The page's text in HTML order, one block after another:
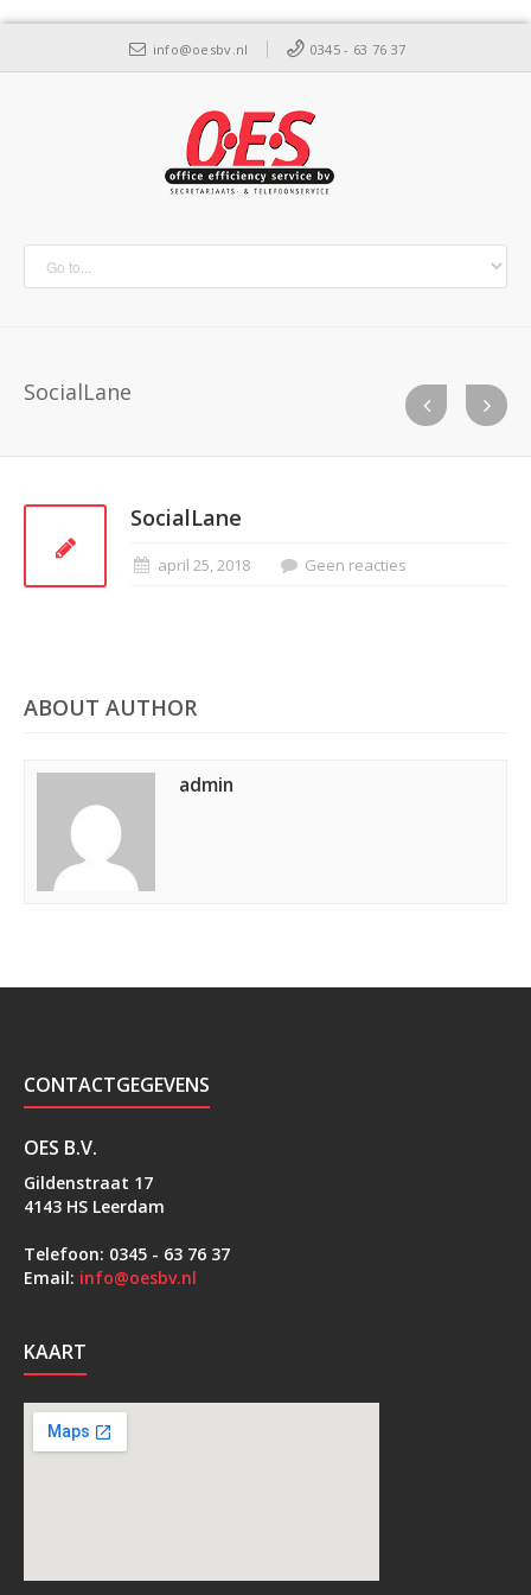
info@oesbv.nl 0345 - 63 76 37
SocialLane
SocialLane
april 25, 2018 Geen reacties
ABOUT AUTHOR
admin
CONTACTGEGEVENS
OES B.V.
Gildenstraat 17
4143 HS Leerdam
Telefoon: 0345 - 63 76 37
Email: info@oesbv.nl
KAART